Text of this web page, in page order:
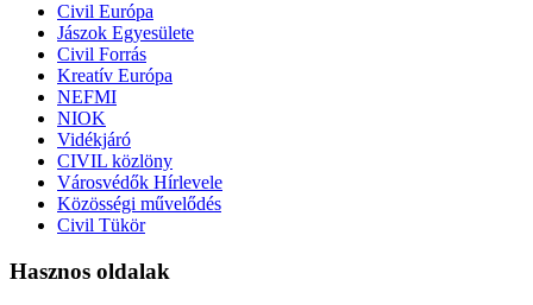
Civil Európa
Jászok Egyesülete
Civil Forrás
Kreatív Európa
NEFMI
NIOK
Vidékjáró
CIVIL közlöny
Városvédők Hírlevele
Közösségi művelődés
Civil Tükör
Hasznos oldalak